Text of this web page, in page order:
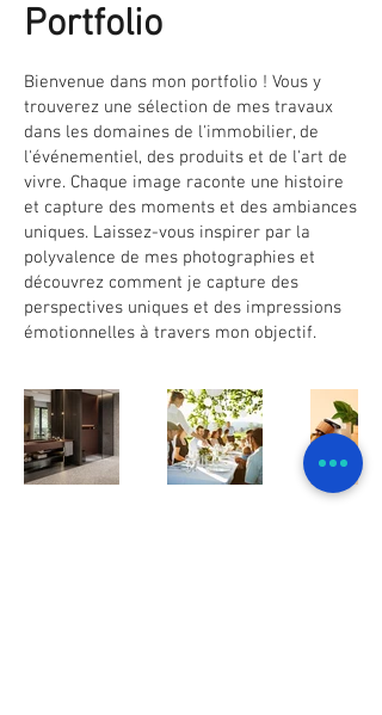
Portfolio
Bienvenue dans mon portfolio ! Vous y
trouverez une sélection de mes travaux
dans les domaines de l'immobilier, de
l'événementiel, des produits et de l'art de
vivre. Chaque image raconte une histoire
et capture des moments et des ambiances
uniques. Laissez-vous inspirer par la
polyvalence de mes photographies et
découvrez comment je capture des
perspectives uniques et des impressions
émotionnelles à travers mon objectif.